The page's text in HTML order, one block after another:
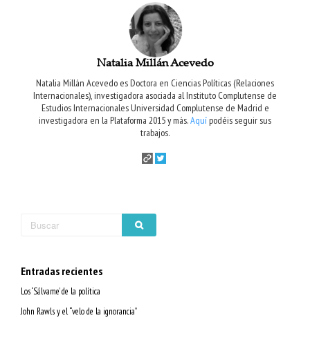
Natalia Millán Acevedo
Natalia Millán Acevedo es Doctora en Ciencias Políticas (Relaciones
Internacionales), investigadora asociada al Instituto Complutense de
Estudios Internacionales Universidad Complutense de Madrid e
investigadora en la Plataforma 2015 y más.Aquípodéis seguir sus
trabajos.
Entradas recientes
Los ‘Sálvame’ de la política
John Rawls y el “velo de la ignorancia”